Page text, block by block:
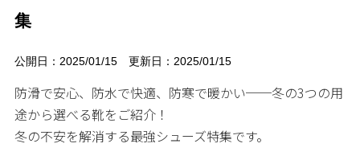
ワークシューズ
ビジネス・ドレスシューズ
ローファー
カジュアルシューズ
スニーカー
スクール
フォーマル
キッズ新入荷
すべての商品
レディースSALE
メンズSALE
すべての商品
雑貨
集
公開日：2025/01/15 更新日：2025/01/15
防滑で安心、防水で快適、防寒で暖かい──冬の3つの用
途から選べる靴をご紹介！
冬の不安を解消する最強シューズ特集です。